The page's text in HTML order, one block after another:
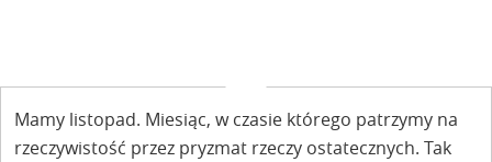
Mamy listopad. Miesiąc, w czasie którego patrzymy na
rzeczywistość przez pryzmat rzeczy ostatecznych. Tak